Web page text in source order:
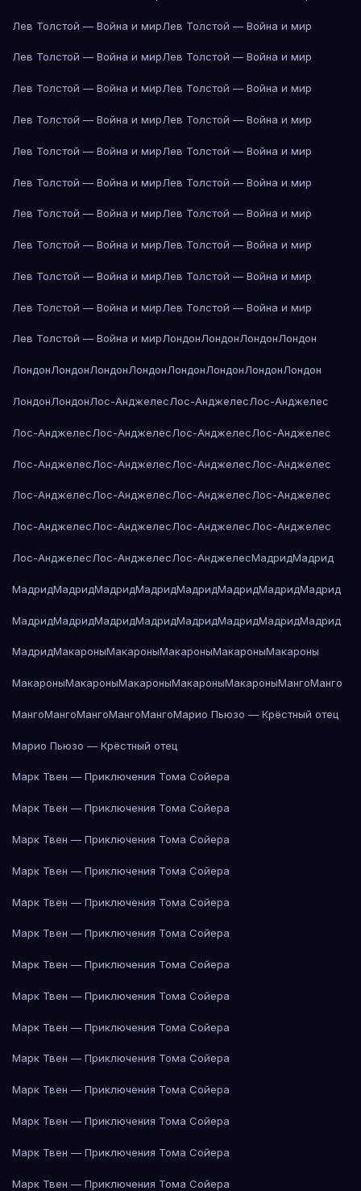
Лев Толстой — Война и мирЛев Толстой — Война и мир
Лев Толстой — Война и мирЛев Толстой — Война и мир
Лев Толстой — Война и мирЛев Толстой — Война и мир
Лев Толстой — Война и мирЛев Толстой — Война и мир
Лев Толстой — Война и мирЛев Толстой — Война и мир
Лев Толстой — Война и мирЛев Толстой — Война и мир
Лев Толстой — Война и мирЛев Толстой — Война и мир
Лев Толстой — Война и мирЛев Толстой — Война и мир
Лев Толстой — Война и мирЛев Толстой — Война и мир
Лев Толстой — Война и мирЛев Толстой — Война и мир
Лев Толстой — Война и мирЛондонЛондонЛондонЛондон
ЛондонЛондонЛондонЛондонЛондонЛондонЛондонЛондон
ЛондонЛондонЛос-АнджелесЛос-АнджелесЛос-Анджелес
Лос-АнджелесЛос-АнджелесЛос-АнджелесЛос-Анджелес
Лос-АнджелесЛос-АнджелесЛос-АнджелесЛос-Анджелес
Лос-АнджелесЛос-АнджелесЛос-АнджелесЛос-Анджелес
Лос-АнджелесЛос-АнджелесЛос-АнджелесЛос-Анджелес
Лос-АнджелесЛос-АнджелесЛос-АнджелесМадридМадрид
МадридМадридМадридМадридМадридМадридМадридМадрид
МадридМадридМадридМадридМадридМадридМадридМадрид
МадридМакароныМакароныМакароныМакароныМакароны
МакароныМакароныМакароныМакароныМакароныМангоМанго
МангоМангоМангоМангоМангоМарио Пьюзо — Крёстный отец
Марио Пьюзо — Крёстный отец
Марк Твен — Приключения Тома Сойера
Марк Твен — Приключения Тома Сойера
Марк Твен — Приключения Тома Сойера
Марк Твен — Приключения Тома Сойера
Марк Твен — Приключения Тома Сойера
Марк Твен — Приключения Тома Сойера
Марк Твен — Приключения Тома Сойера
Марк Твен — Приключения Тома Сойера
Марк Твен — Приключения Тома Сойера
Марк Твен — Приключения Тома Сойера
Марк Твен — Приключения Тома Сойера
Марк Твен — Приключения Тома Сойера
Марк Твен — Приключения Тома Сойера
Марк Твен — Приключения Тома Сойера